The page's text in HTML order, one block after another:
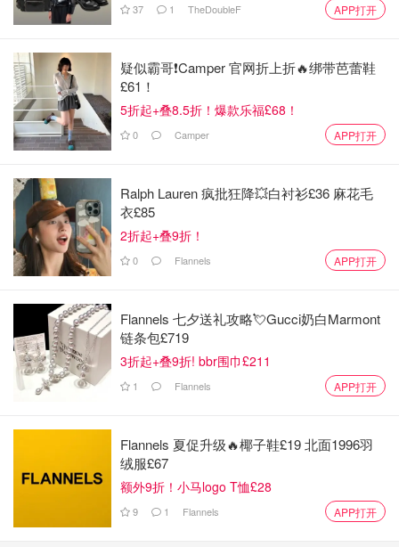
37 1 TheDoubleF APP打开
疑似霸哥❗️Camper 官网折上折🔥绑带芭蕾鞋
£61！
5折起+叠8.5折！爆款乐福£68！
0 Camper APP打开
Ralph Lauren 疯批狂降💥白衬衫£36 麻花毛
衣£85
2折起+叠9折！
0 Flannels APP打开
Flannels 七夕送礼攻略💘Gucci奶白Marmont
链条包£719
3折起+叠9折! bbr围巾£211
1 Flannels APP打开
Flannels 夏促升级🔥椰子鞋£19 北面1996羽
绒服£67
额外9折！小马logo T恤£28
9 1 Flannels APP打开